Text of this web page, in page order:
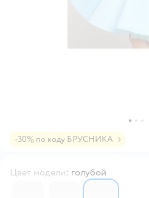
-30% по коду БРУСНИКА
Цвет модели: голубой
60819386080625